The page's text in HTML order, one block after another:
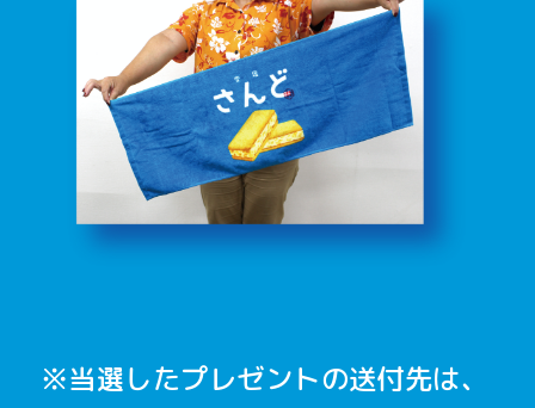
※当選したプレゼントの送付先は、